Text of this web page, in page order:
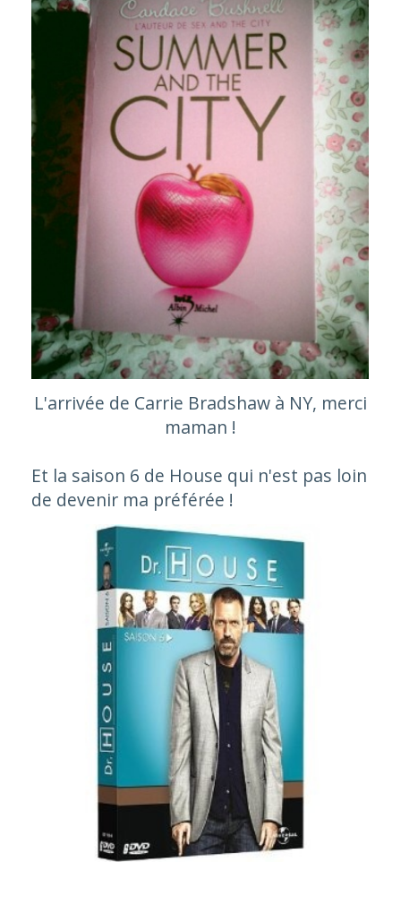
L'arrivée de Carrie Bradshaw à NY, merci
maman !
Et la saison 6 de House qui n'est pas loin
de devenir ma préférée !